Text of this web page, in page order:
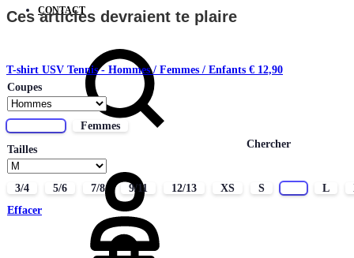
CONTACT
Chercher
Ces articles devraient te plaire
T-shirt USV Tennis - Hommes / Femmes / Enfants € 12,90
Coupes
Femmes
Tailles
3/4 5/6 7/8 9/11 12/13 XS S L
Effacer